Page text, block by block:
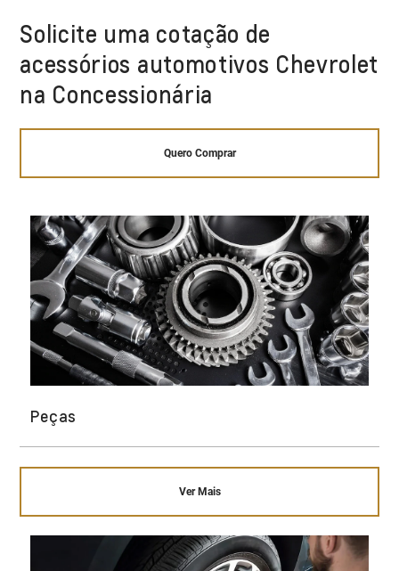
Solicite uma cotação de
acessórios automotivos Chevrolet
na Concessionária
Quero Comprar
Peças
Ver Mais